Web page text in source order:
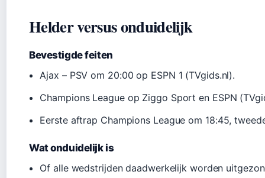
Helder versus onduidelijk
Bevestigde feiten
Ajax – PSV om 20:00 op ESPN 1 (TVgids.nl).
Champions League op Ziggo Sport en ESPN
Eerste aftrap Champions League om 18:45,
Wat onduidelijk is
Of alle wedstrijden daadwerkelijk worden